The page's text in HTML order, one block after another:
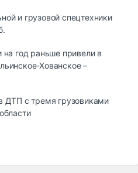
и грузовой спецтехники
на год раньше привели в
Хованское –
ДТП с тремя грузовиками